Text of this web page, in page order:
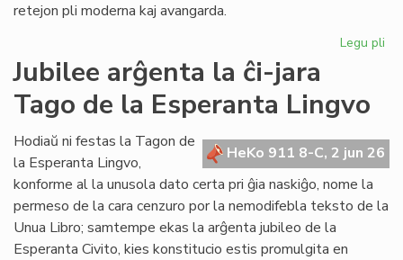
retejon pli moderna kaj avangarda.
Legu pli
Jubilee arĝenta la ĉi-jara
Tago de la Esperanta Lingvo
HeKo 911 8-C, 2 jun 26
Hodiaŭ ni festas la Tagon de
la Esperanta Lingvo,
konforme al la unusola dato certa pri ĝia naskiĝo, nome la
permeso de la cara cenzuro por la nemodifebla teksto de la
Unua Libro; samtempe ekas la arĝenta jubileo de la
Esperanta Civito, kies konstitucio estis promulgita en